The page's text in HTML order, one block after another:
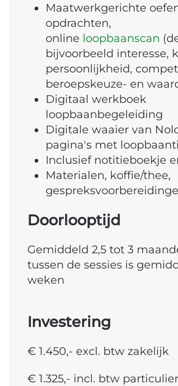
Maatwerkgerichte
opdrachten,
online loopbaanscan
bijvoorbeeld interesse,
persoonlijkheid,
beroepskeuze- en
Digitaal werkboek
loopbaanbegeleiding
Digitale waaier van
pagina's met
Inclusief notitieboekje
Materialen, koffie/thee,
Doorlooptijd
Gemiddeld 2,5 tot 3
tussen de sessies is
weken
Investering
€ 1.450,- excl. btw zakelijk
€ 1.325,- incl. btw particulier